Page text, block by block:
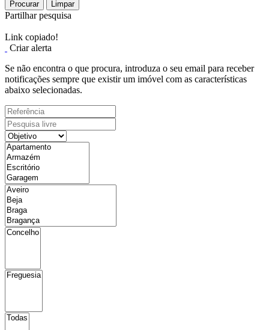
Procurar Limpar
Partilhar pesquisa
Link copiado!
Criar alerta
Se não encontra o que procura, introduza o seu email para receber
notificações sempre que existir um imóvel com as características
abaixo selecionadas.